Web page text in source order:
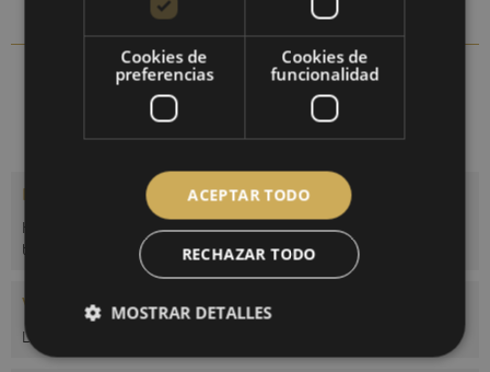
Comparar Recordar
N.º artículo: 1222-09
Descripción
Higrómetro de cabello sintético de alta calidad, combinado con un
termómetro bimetálico para...más
Valoraciones 0
Leer, escribir y debatir reseñas...
Cookies de
preferencias
Cookies de
funcionalidad
ACEPTAR TODO
RECHAZAR TODO
MOSTRAR DETALLES